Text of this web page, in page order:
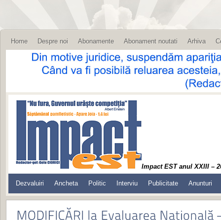
Home Despre noi Abonamente Abonament noutati Arhiva
Impact EST anul XXIII –
Dezvaluiri Ancheta Politic Interviu Publicitate Anunturi